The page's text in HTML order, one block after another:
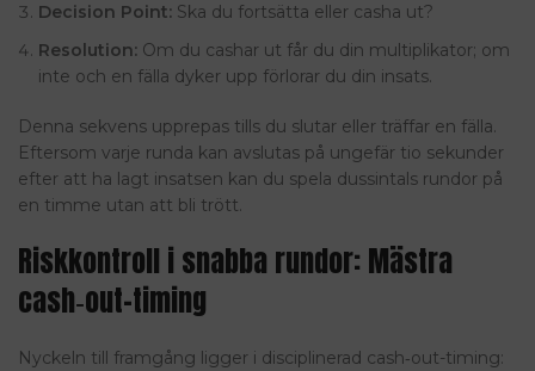
Decision Point: Ska du fortsätta eller casha ut?
Resolution: Om du cashar ut får du din multiplikator; om
inte och en fälla dyker upp förlorar du din insats.
Denna sekvens upprepas tills du slutar eller träffar en fälla.
Eftersom varje runda kan avslutas på ungefär tio sekunder
efter att ha lagt insatsen kan du spela dussintals rundor på
en timme utan att bli trött.
Riskkontroll i snabba rundor: Mästra
cash‑out-timing
Nyckeln till framgång ligger i disciplinerad cash‑out-timing: